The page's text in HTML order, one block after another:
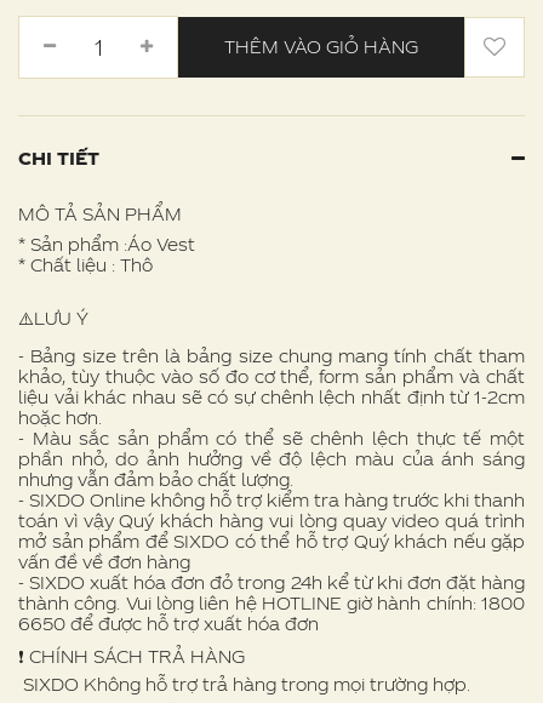
THÊM VÀO GIỎ HÀNG
CHI TIẾT
MÔ TẢ SẢN PHẨM
* Sản phẩm :Áo Vest
* Chất liệu : Thô
⚠️LƯU Ý
- Bảng size trên là bảng size chung mang tính chất tham
khảo, tùy thuộc vào số đo cơ thể, form sản phẩm và chất
liệu vải khác nhau sẽ có sự chênh lệch nhất định từ 1-2cm
hoặc hơn.
- Màu sắc sản phẩm có thể sẽ chênh lệch thực tế một
phần nhỏ, do ảnh hưởng về độ lệch màu của ánh sáng
nhưng vẫn đảm bảo chất lượng.
- SIXDO Online không hỗ trợ kiểm tra hàng trước khi thanh
toán vì vậy Quý khách hàng vui lòng quay video quá trình
mở sản phẩm để SIXDO có thể hỗ trợ Quý khách nếu gặp
vấn đề về đơn hàng
- SIXDO xuất hóa đơn đỏ trong 24h kể từ khi đơn đặt hàng
thành công. Vui lòng liên hệ HOTLINE giờ hành chính: 1800
6650 để được hỗ trợ xuất hóa đơn
❗️ CHÍNH SÁCH TRẢ HÀNG
SIXDO Không hỗ trợ trả hàng trong mọi trường hợp.